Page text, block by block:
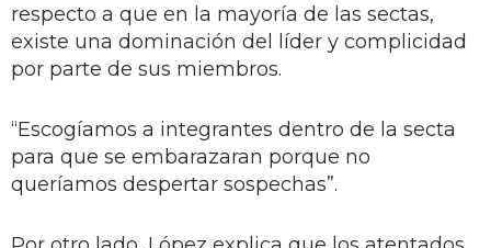
respecto a que en la mayoría de las sectas,
existe una dominación del líder y complicidad
por parte de sus miembros.
“Escogíamos a integrantes dentro de la secta
para que se embarazaran porque no
queríamos despertar sospechas”.